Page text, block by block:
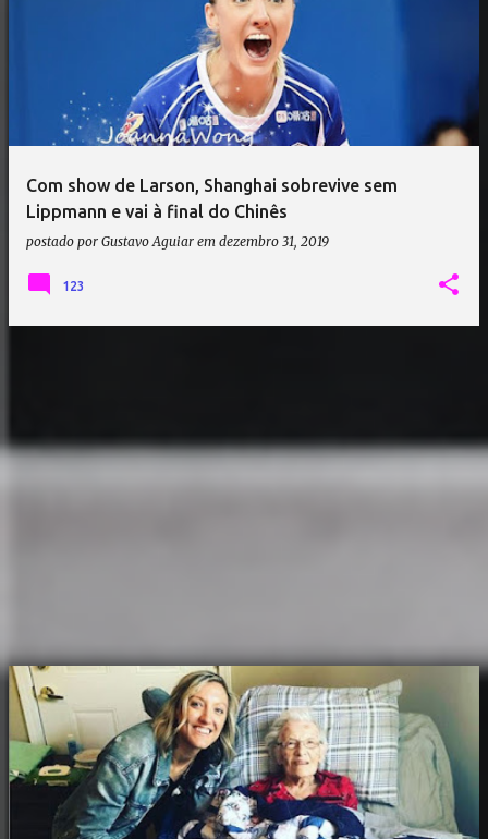
Com show de Larson, Shanghai sobrevive sem
Lippmann e vai à final do Chinês
postado por Gustavo Aguiar em dezembro 31, 2019
123